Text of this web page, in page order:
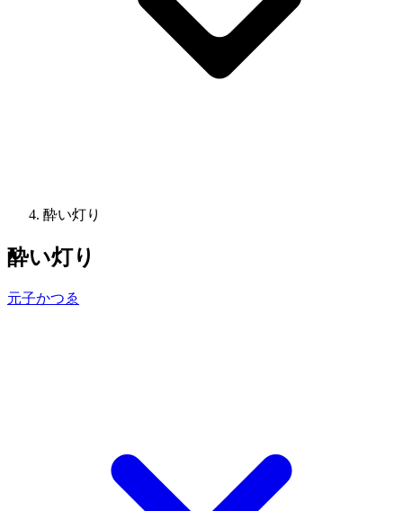
酔い灯り
酔い灯り
元子かつゑ